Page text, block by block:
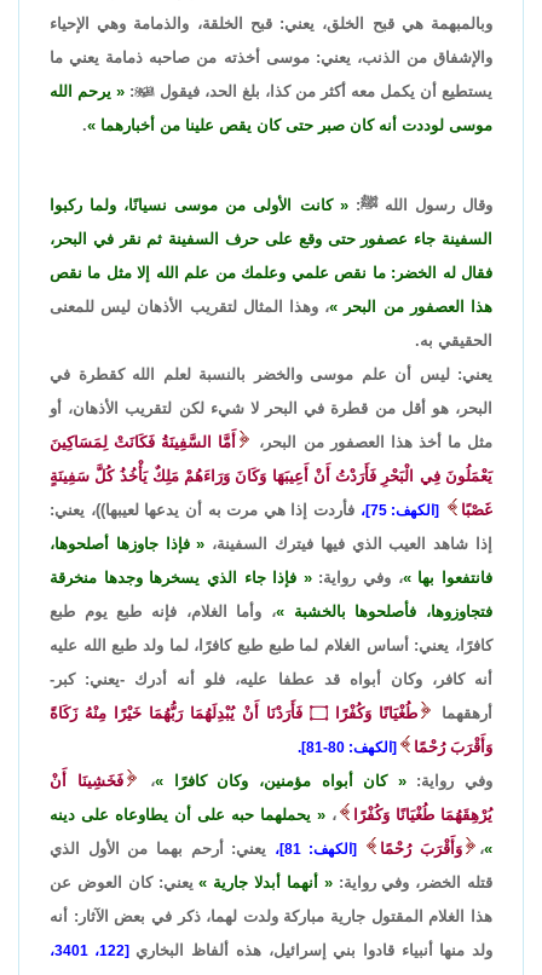
وبالمبهمة هي قبح الخلق، يعني: قبح الخلقة، والذمامة وهي الإحياء
والإشفاق من الذنب، يعني: موسى أخذته من صاحبه ذمامة يعني ما
يستطيع أن يكمل معه أكثر من كذا، بلغ الحد، فيقول 
:
يرحم الله
موسى لوددت أنه كان صبر حتى كان يقص علينا من أخبارهما
.
وقال رسول الله ﷺ:
كانت الأولى من موسى نسيانًا، ولما ركبوا
السفينة جاء عصفور حتى وقع على حرف السفينة ثم نقر في البحر،
فقال له الخضر: ما نقص علمي وعلمك من علم الله إلا مثل ما نقص
هذا العصفور من البحر
، وهذا المثال لتقريب الأذهان ليس للمعنى
الحقيقي به.
يعني: ليس أن علم موسى والخضر بالنسبة لعلم الله كقطرة في
البحر، هو أقل من قطرة في البحر لا شيء لكن لتقريب الأذهان، أو
مثل ما أخذ هذا العصفور من البحر،
أَمَّا السَّفِينَةُ فَكَانَتْ لِمَسَاكِينَ
يَعْمَلُونَ فِي الْبَحْرِ فَأَرَدْتُ أَنْ أَعِيبَهَا وَكَانَ وَرَاءَهُمْ مَلِكٌ يَأْخُذُ كُلَّ سَفِينَةٍ
غَصْبًا
[الكهف: 75]،
فأردت إذا هي مرت به أن يدعها لعيبها))، يعني:
إذا شاهد العيب الذي فيها فيترك السفينة،
فإذا جاوزها أصلحوها،
فانتفعوا بها
، وفي رواية:
فإذا جاء الذي يسخرها وجدها منخرقة
فتجاوزوها، فأصلحوها بالخشبة
، وأما الغلام، فإنه طبع يوم طبع
كافرًا، يعني: أساس الغلام لما طبع طبع كافرًا، لما ولد طبع الله عليه
أنه كافر، وكان أبواه قد عطفا عليه، فلو أنه أدرك -يعني: كبر-
أرهقهما
طُغْيَانًا وَكُفْرًا ۝
فَأَرَدْنَا أَنْ يُبْدِلَهُمَا رَبُّهُمَا خَيْرًا مِنْهُ زَكَاةً
وَأَقْرَبَ رُحْمًا
[الكهف: 80-81].
وفي رواية: كان أبواه مؤمنين، وكان كافرًا ،
فَخَشِينَا أَنْ
يُرْهِقَهُمَا طُغْيَانًا وَكُفْرًا
،
يحملهما حبه على أن يطاوعاه على دينه
،
وَأَقْرَبَ رُحْمًا [الكهف: 81]،
يعني: أرحم بهما من الأول الذي
قتله الخضر، وفي رواية:
أنهما أبدلا جارية
يعني: كان العوض عن
هذا الغلام المقتول جارية مباركة ولدت لهما، ذكر في بعض الآثار: أنه
ولد منها أنبياء قادوا بني إسرائيل، هذه ألفاظ البخاري
[122، 3401،